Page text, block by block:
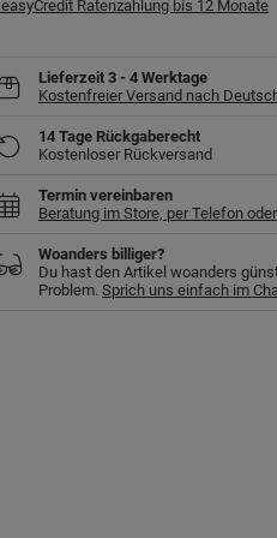
Ratenzahlung bis 12 Monate
Lieferzeit 3 - 4 Werktage
Kostenfreier Versand nach
14 Tage Rückgaberecht
Kostenloser Rückversand
Termin vereinbaren
Beratung im Store, per Telefon oder
Woanders billiger?
Du hast den Artikel woanders
Problem. Sprich uns einfach im